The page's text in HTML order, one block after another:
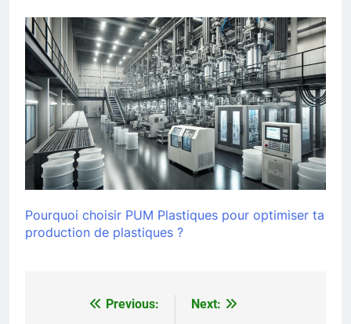
Pourquoi choisir PUM Plastiques pour optimiser ta
production de plastiques ?
NavigationPrevious:
Next: